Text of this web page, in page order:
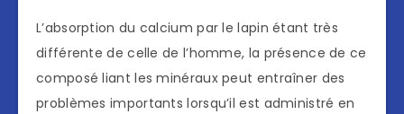
L’absorption du calcium par le lapin étant très
différente de celle de l’homme, la présence de ce
composé liant les minéraux peut entraîner des
problèmes importants lorsqu’il est administré en